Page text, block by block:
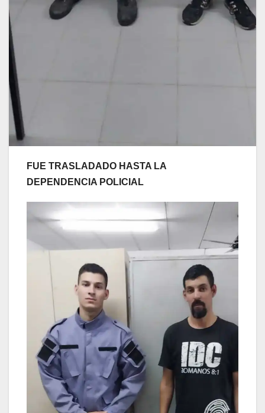
FUE TRASLADADO HASTA LA
DEPENDENCIA POLICIAL